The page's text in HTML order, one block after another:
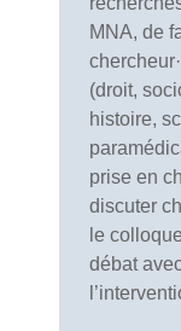
MNA, de
(droit,
histoire,
prise en
discuter
le
débat